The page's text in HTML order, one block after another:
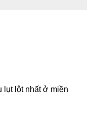
lụt lột nhất ở miền